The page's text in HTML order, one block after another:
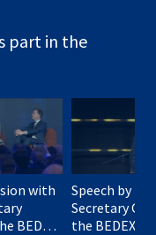
part in the
with
BEDEX
Speech by
Secretary
the BEDEX